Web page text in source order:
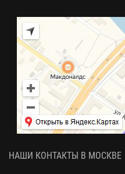
НАШИ КОНТАКТЫ В МОСКВЕ